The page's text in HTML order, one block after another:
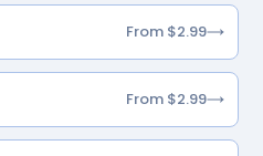
From $2.99
From $2.99